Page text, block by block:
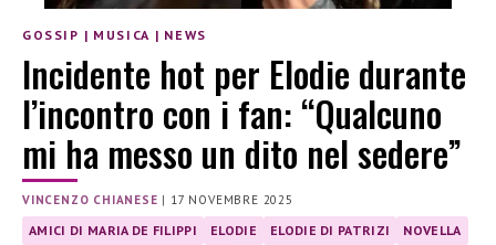
GOSSIP | MUSICA | NEWS
Incidente hot per Elodie durante
l’incontro con i fan: “Qualcuno
mi ha messo un dito nel sedere”
VINCENZO CHIANESE | 17 NOVEMBRE 2025
AMICI DI MARIA DE FILIPPI ELODIE ELODIE DI PATRIZI
NOVELLA